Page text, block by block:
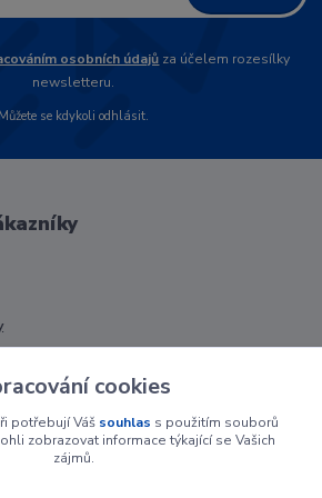
osobních údajů za účelem rozesílky
newsletteru.
Můžete se kdykoli odhlásit.
cookies
potřebují Váš souhlas s použitím souborů
zobrazovat informace týkající se Vašich
zájmů.